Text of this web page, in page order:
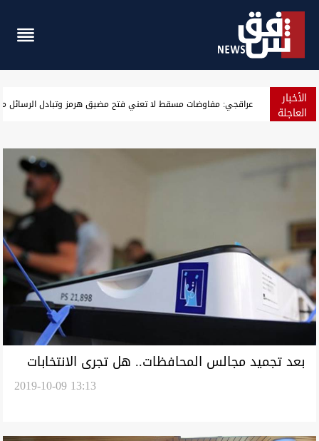
الأخبار
العاجلة بعد 850 عاماً.. مسجد "بامرني" التاريخي في دهوك يعود للحياة (صور)
بعد تجميد مجالس المحافظات.. هل تجرى الانتخابات
2019-10-09 13:13